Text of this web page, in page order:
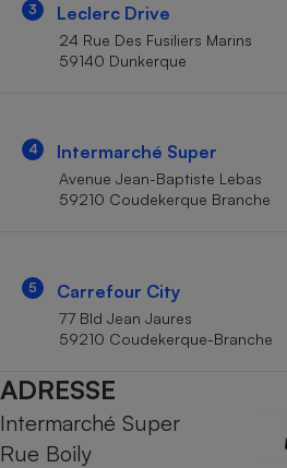
3 Leclerc Drive
24 Rue Des Fusiliers Marins
59140 Dunkerque
4 Intermarché Super
Avenue Jean-Baptiste Lebas
59210 Coudekerque Branche
5 Carrefour City
77 Bld Jean Jaures
59210 Coudekerque-Branche
ADRESSE
Intermarché Super
Rue Boily